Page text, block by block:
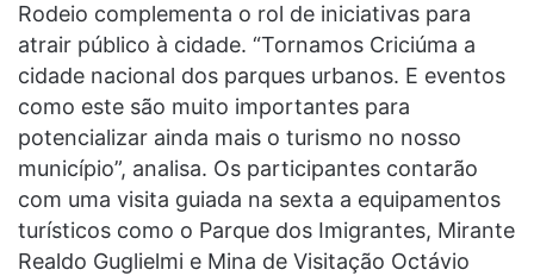
Rodeio complementa o rol de iniciativas para
atrair público à cidade. “Tornamos Criciúma a
cidade nacional dos parques urbanos. E eventos
como este são muito importantes para
potencializar ainda mais o turismo no nosso
município”, analisa. Os participantes contarão
com uma visita guiada na sexta a equipamentos
turísticos como o Parque dos Imigrantes, Mirante
Realdo Guglielmi e Mina de Visitação Octávio